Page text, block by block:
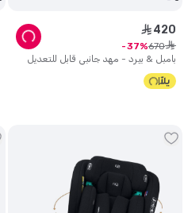
بامبل & بيرد - مهد جانبي قابل للتعديل
ê 420
ê
670
37